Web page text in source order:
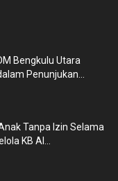
Bengkulu Utara
Penunjukan...
Tanpa Izin Selama
KB Al...